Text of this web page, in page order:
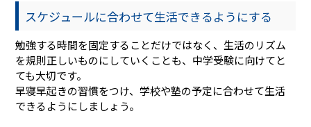
スケジュールに合わせて生活できるようにする
勉強する時間を固定することだけではなく、生活のリズム
を規則正しいものにしていくことも、中学受験に向けてと
ても大切です。
早寝早起きの習慣をつけ、学校や塾の予定に合わせて生活
できるようにしましょう。